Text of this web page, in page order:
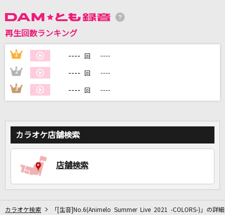
カラオケ最新情報をチェック！
DAMに会員登録・ログインして
自宅でカラオケ歌い放題！
家族や友達と一緒に！練習にも！
再生回数ランキング
1 ---- 回 ----
2 ---- 回 ----
3 ---- 回 ----
カラオケ店舗検索
店舗検索
カラオケ検索 「[生音]No.6(Animelo Summer Live 2021 -COLORS-)」の詳細